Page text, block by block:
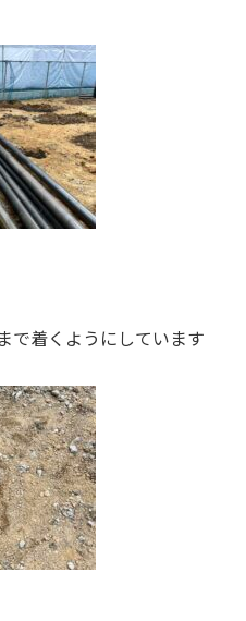
で着くようにしています